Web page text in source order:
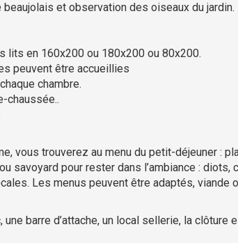
et observation des oiseaux du jardin.
lits en 160x200 ou 180x200 ou 80x200.
peuvent être accueillies
chambre.
chaussée..
vous trouverez au menu du petit-déjeuner :
savoyard pour rester dans l’ambiance :
Les menus peuvent être adaptés, viande
une barre d’attache, un local sellerie, la